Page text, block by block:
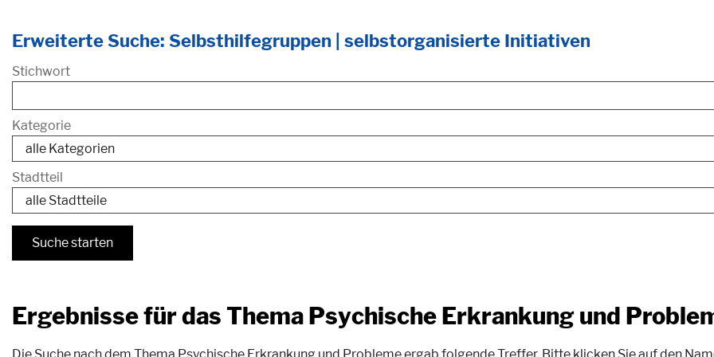
Erweiterte Suche: Selbsthilfegruppen | selbstorganisierte Initiativen
Stichwort
Kategorie
Stadtteil
Ergebnisse für das Thema Psychische Erkrankung und